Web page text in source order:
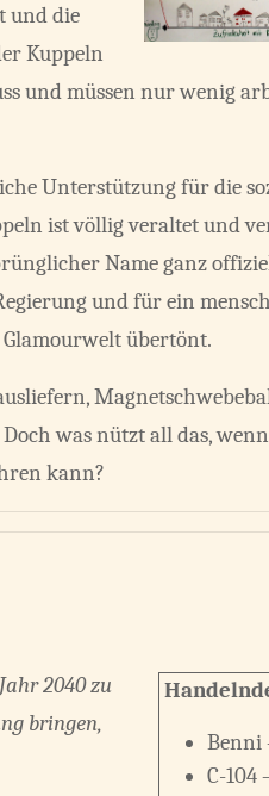
und die
Kuppeln
und müssen nur wenig
Unterstützung für die
ist völlig veraltet und
Name ganz
und für ein
übertönt.
was nützt all das,
kann?
Benni
C-104
2040 zu
bringen,